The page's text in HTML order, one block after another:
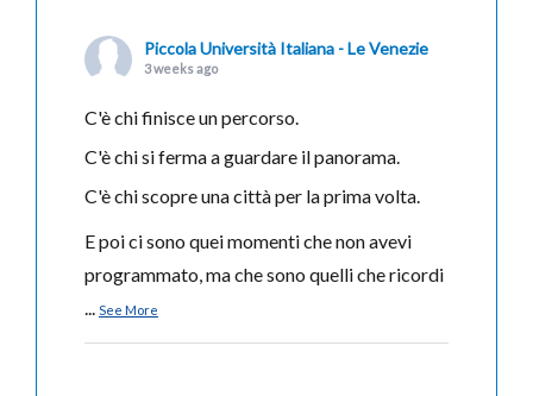
Piccola Università Italiana - Le Venezie
3 weeks ago
C'è chi finisce un percorso.
C'è chi si ferma a guardare il panorama.
C'è chi scopre una città per la prima volta.
E poi ci sono quei momenti che non avevi
programmato, ma che sono quelli che ricordi
... See More